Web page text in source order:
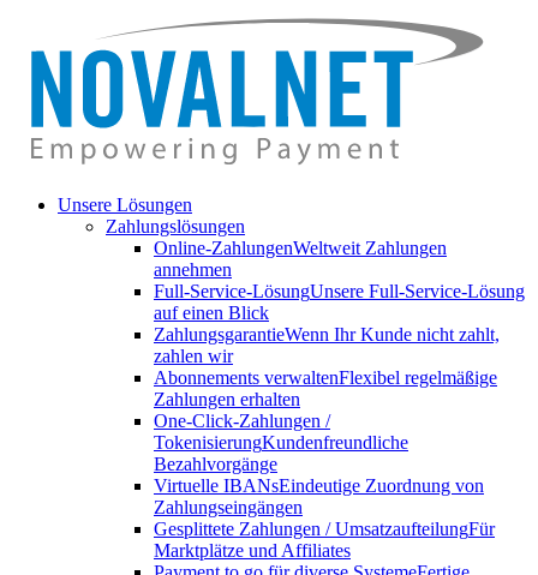
Unsere Lösungen
Zahlungslösungen
Online-ZahlungenWeltweit Zahlungen
annehmen
Full-Service-LösungUnsere Full-Service-Lösung
auf einen Blick
ZahlungsgarantieWenn Ihr Kunde nicht zahlt,
zahlen wir
Abonnements verwaltenFlexibel regelmäßige
Zahlungen erhalten
One-Click-Zahlungen /
TokenisierungKundenfreundliche
Bezahlvorgänge
Virtuelle IBANsEindeutige Zuordnung von
Zahlungseingängen
Gesplittete Zahlungen / UmsatzaufteilungFür
Marktplätze und Affiliates